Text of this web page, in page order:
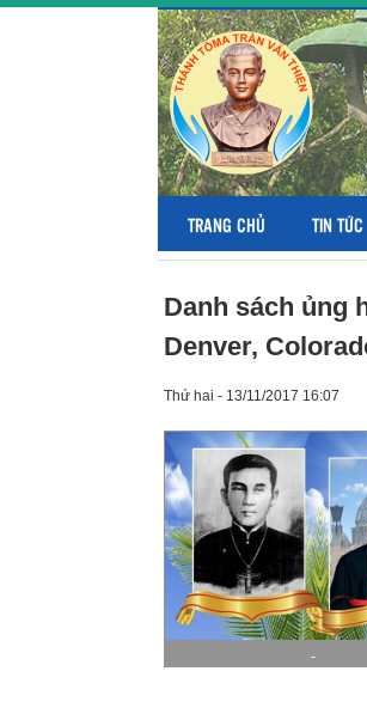
TRANG CHỦ TIN TỨC
Danh sách ủng
Denver,
Thứ hai - 13/11/2017 16:07
-